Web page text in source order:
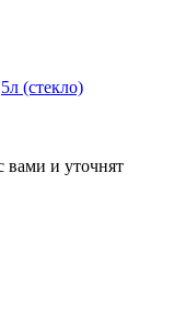
(стекло)
вами и уточнят